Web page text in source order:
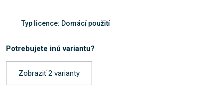
Typ licence: Domácí použití
Potrebujete inú variantu?
Zobraziť 2 varianty